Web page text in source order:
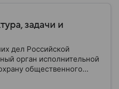
задачи и
дел Российской
орган исполнительной
общественного
обеспечение